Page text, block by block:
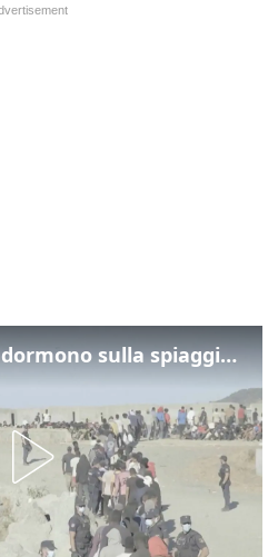
I migranti a Ceuta dormono sulla spiaggia: "Vogliamo entrare in Europa"